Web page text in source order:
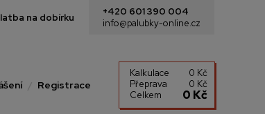
na dobírku
+420 601 390 004
info@palubky-online.cz
Registrace
Kalkulace
0 Kč
Přeprava
0 Kč
Celkem
0 Kč